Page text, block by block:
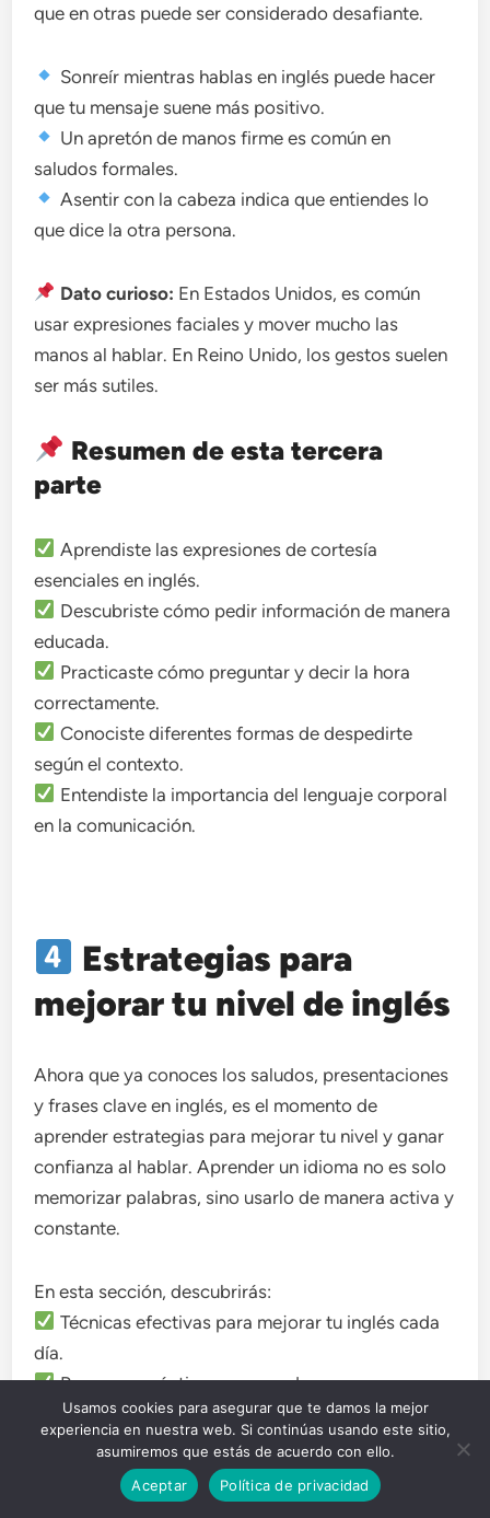
que en otras puede ser considerado desafiante.
Sonreír mientras hablas en inglés puede hacer
que tu mensaje suene más positivo.
Un apretón de manos firme es común en
saludos formales.
Asentir con la cabeza indica que entiendes lo
que dice la otra persona.
Dato curioso: En Estados Unidos, es común
usar expresiones faciales y mover mucho las
manos al hablar. En Reino Unido, los gestos suelen
ser más sutiles.
Resumen de esta tercera
parte
Aprendiste las expresiones de cortesía
esenciales en inglés.
Descubriste cómo pedir información de manera
educada.
Practicaste cómo preguntar y decir la hora
correctamente.
Conociste diferentes formas de despedirte
según el contexto.
Entendiste la importancia del lenguaje corporal
en la comunicación.
Estrategias para
mejorar tu nivel de inglés
Ahora que ya conoces los saludos, presentaciones
y frases clave en inglés, es el momento de
aprender estrategias para mejorar tu nivel y ganar
confianza al hablar. Aprender un idioma no es solo
memorizar palabras, sino usarlo de manera activa y
constante.
En esta sección, descubrirás:
Técnicas efectivas para mejorar tu inglés cada
día.
Recursos prácticos que puedes usar.
Cómo practicar con amigos o en grupo.
Métodos de memorización para recordar
palabras y frases clave.
Usamos cookies para asegurar que te damos la mejor
experiencia en nuestra web. Si continúas usando este sitio,
asumiremos que estás de acuerdo con ello.
Aceptar
Política de privacidad